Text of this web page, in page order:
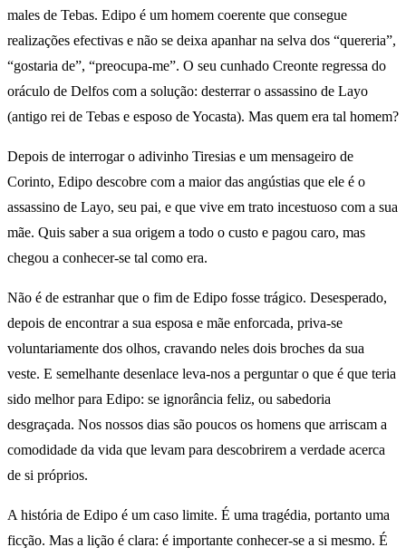
males de Tebas. Edipo é um homem coerente que consegue
realizações efectivas e não se deixa apanhar na selva dos “quereria”,
“gostaria de”, “preocupa-me”. O seu cunhado Creonte regressa do
oráculo de Delfos com a solução: desterrar o assassino de Layo
(antigo rei de Tebas e esposo de Yocasta). Mas quem era tal homem?
Depois de interrogar o adivinho Tiresias e um mensageiro de
Corinto, Edipo descobre com a maior das angústias que ele é o
assassino de Layo, seu pai, e que vive em trato incestuoso com a sua
mãe. Quis saber a sua origem a todo o custo e pagou caro, mas
chegou a conhecer-se tal como era.
Não é de estranhar que o fim de Edipo fosse trágico. Desesperado,
depois de encontrar a sua esposa e mãe enforcada, priva-se
voluntariamente dos olhos, cravando neles dois broches da sua
veste. E semelhante desenlace leva-nos a perguntar o que é que teria
sido melhor para Edipo: se ignorância feliz, ou sabedoria
desgraçada. Nos nossos dias são poucos os homens que arriscam a
comodidade da vida que levam para descobrirem a verdade acerca
de si próprios.
A história de Edipo é um caso limite. É uma tragédia, portanto uma
ficção. Mas a lição é clara: é importante conhecer-se a si mesmo. É